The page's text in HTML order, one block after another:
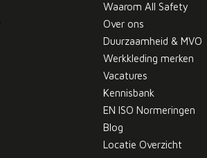
Waarom All Safety
Over ons
Duurzaamheid & MVO
Werkkleding merken
Vacatures
Kennisbank
EN ISO Normeringen
Blog
Locatie Overzicht